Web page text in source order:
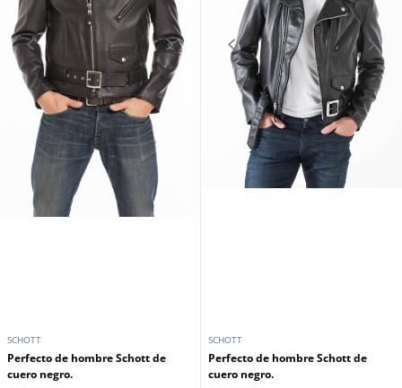
SCHOTT
Perfecto de hombre Schott de
cuero negro.
SCHOTT
Perfecto de hombre Schott de
cuero negro.